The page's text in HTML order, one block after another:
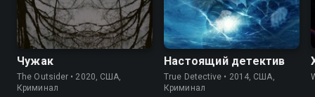
7.2 7.6
Чужак
The Outsider • 2020, США,
Криминал
8.7 9.0
Настоящий детектив
True Detective • 2014, США,
Криминал